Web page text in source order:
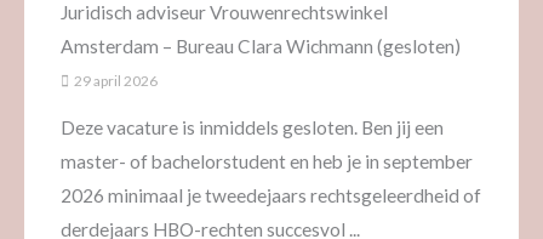
Juridisch adviseur Vrouwenrechtswinkel
Amsterdam – Bureau Clara Wichmann (gesloten)
29 april 2026
Deze vacature is inmiddels gesloten. Ben jij een
master- of bachelorstudent en heb je in september
2026 minimaal je tweedejaars rechtsgeleerdheid of
derdejaars HBO-rechten succesvol ...